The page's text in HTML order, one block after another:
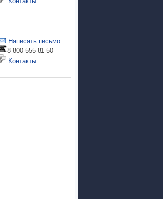
Написать письмо
8 800 555-81-50
Контакты